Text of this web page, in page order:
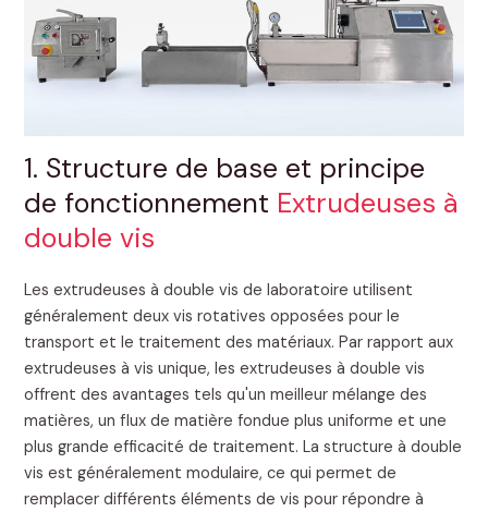
1. Structure de base et principe
de fonctionnement Extrudeuses à
double vis
Les extrudeuses à double vis de laboratoire utilisent
généralement deux vis rotatives opposées pour le
transport et le traitement des matériaux. Par rapport aux
extrudeuses à vis unique, les extrudeuses à double vis
offrent des avantages tels qu'un meilleur mélange des
matières, un flux de matière fondue plus uniforme et une
plus grande efficacité de traitement. La structure à double
vis est généralement modulaire, ce qui permet de
remplacer différents éléments de vis pour répondre à